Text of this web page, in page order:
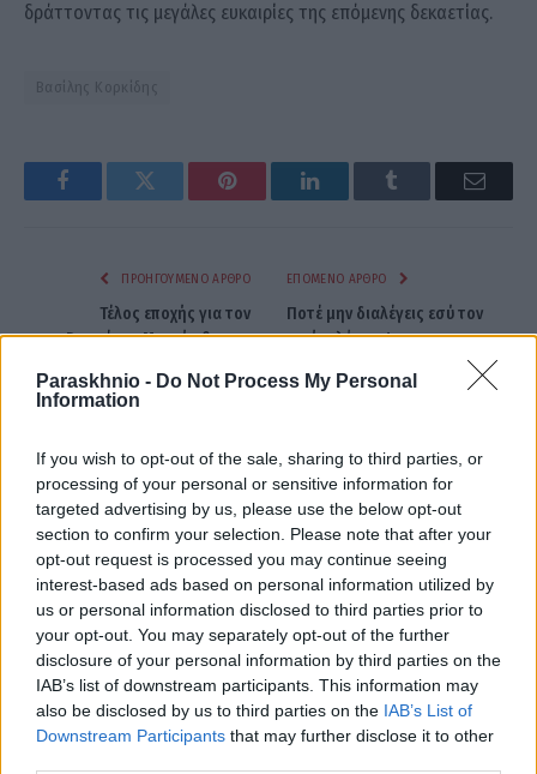
Paraskhnio - Do Not Process My Personal
Information
If you wish to opt-out of the sale, sharing to third parties, or
processing of your personal or sensitive information for
targeted advertising by us, please use the below opt-out
section to confirm your selection. Please note that after your
opt-out request is processed you may continue seeing
interest-based ads based on personal information utilized by
us or personal information disclosed to third parties prior to
your opt-out. You may separately opt-out of the further
disclosure of your personal information by third parties on the
IAB’s list of downstream participants. This information may
also be disclosed by us to third parties on the IAB’s List of
Downstream Participants that may further disclose it to other
δράττοντας τις μεγάλες ευκαιρίες της επόμενης δεκαετίας.
Βασίλης Κορκίδης
FacebookTwitter Pinterest LinkedInTumblr Email
ΠΡΟΗΓΟΎΜΕΝΟ ΆΡΘΡΟ
Τέλος εποχής για τον
Ρομπέρτο Μαρτίνεθ στην
τον αποκλεισμό από το
ΕΠΌΜΕΝΟ ΆΡΘΡΟ
Ποτέ μην διαλέγεις εσύ τον
αντίπαλό σου!
newsroom
ΣΧΕΤΙΚΑΑΡΘΡΑ